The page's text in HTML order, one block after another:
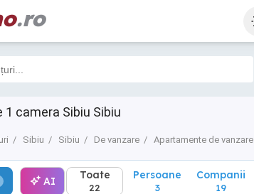
.ro
camera Sibiu Sibiu
Sibiu Sibiu De vanzare Apartamente de vanzare
AI
AI Toate
22
Persoane
3
Companii
19